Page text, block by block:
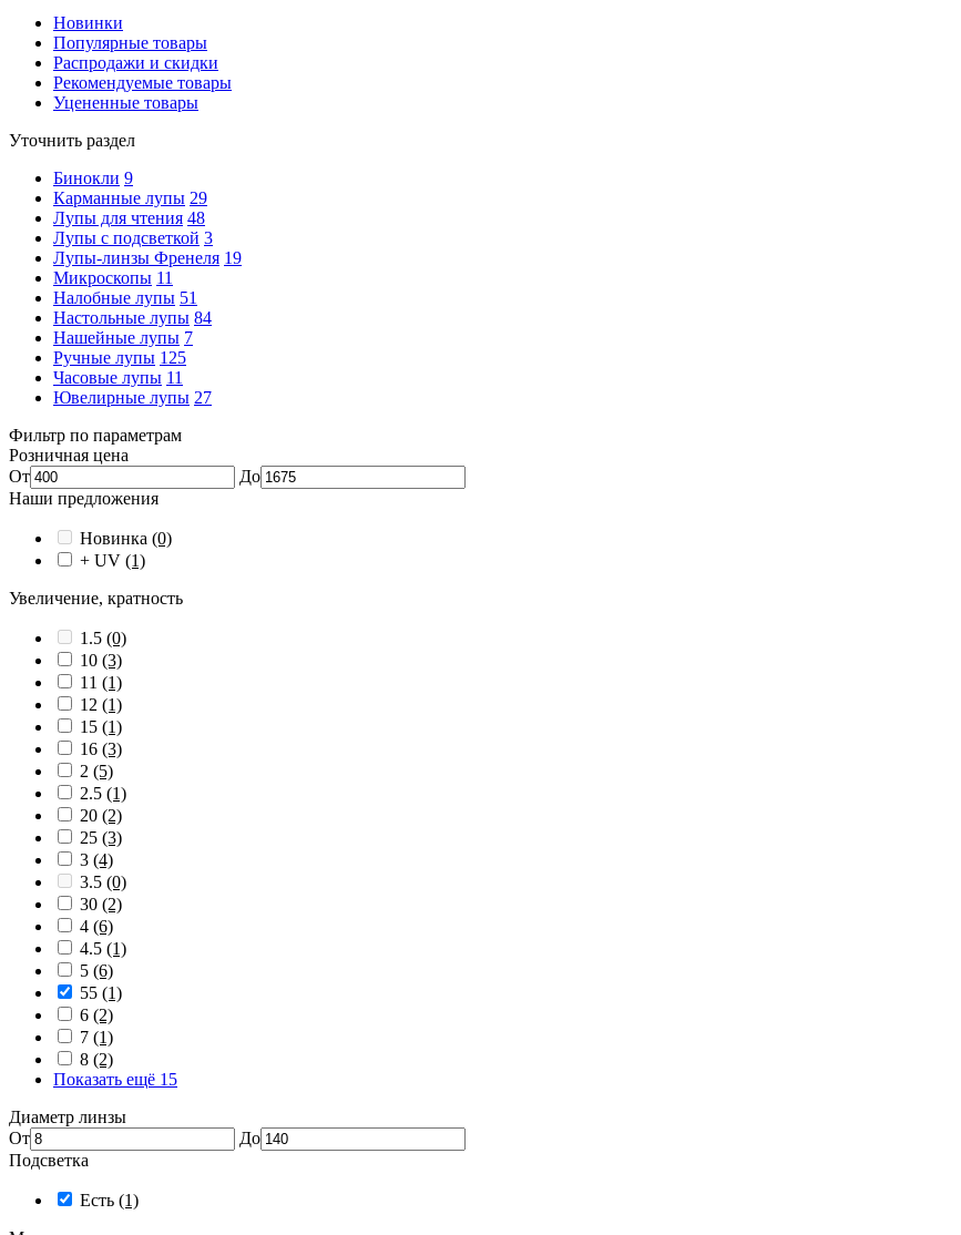
Новинки
Популярные товары
Распродажи и скидки
Рекомендуемые товары
Уцененные товары
Уточнить раздел
Бинокли 9
Карманные лупы 29
Лупы для чтения 48
Лупы с подсветкой 3
Лупы-линзы Френеля 19
Микроскопы 11
Налобные лупы 51
Настольные лупы 84
Нашейные лупы 7
Ручные лупы 125
Часовые лупы 11
Ювелирные лупы 27
Фильтр по параметрам
Розничная цена
От
До
Наши предложения
Новинка (0)
+ UV (1)
Увеличение, кратность
1.5 (0)
10 (3)
11 (1)
12 (1)
15 (1)
16 (3)
2 (5)
2.5 (1)
20 (2)
25 (3)
3 (4)
3.5 (0)
30 (2)
4 (6)
4.5 (1)
5 (6)
55 (1)
6 (2)
7 (1)
8 (2)
Показать ещё 15
Диаметр линзы
От
До
Подсветка
Есть (1)